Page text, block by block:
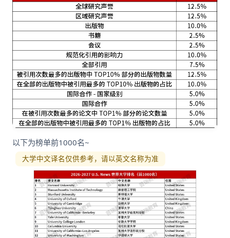
以下为榜单前1000名~
大学中文译名仅供参考，请以英文名称为准